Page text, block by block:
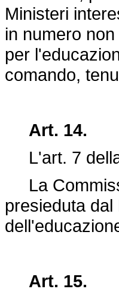
Ministeri
in numero
per
comando,
Art. 14.
L'art. 7
La
presieduta
Art. 15.